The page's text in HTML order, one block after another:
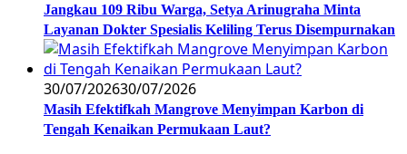
Jangkau 109 Ribu Warga, Setya Arinugraha Minta
Layanan Dokter Spesialis Keliling Terus Disempurnakan
30/07/202630/07/2026
Masih Efektifkah Mangrove Menyimpan Karbon di
Tengah Kenaikan Permukaan Laut?